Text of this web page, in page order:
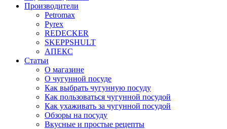
Производители
Petromax
Pyrex
REDECKER
SKEPPSHULT
АПЕКС
Статьи
О магазине
О чугунной посуде
Как выбрать чугунную посуду
Как пользоваться чугунной посудой
Как ухаживать за чугунной посудой
Обзоры на посуду
Вкусные и простые рецепты